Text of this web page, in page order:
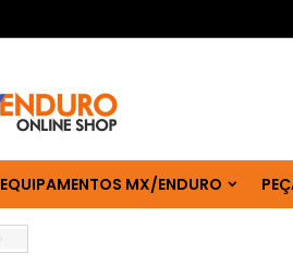
EQUIPAMENTOS MX/ENDURO